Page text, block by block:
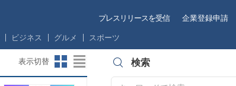
プレスリリースを受信 企業登録申請
ビジネス グルメ スポーツ
表示切替 検索